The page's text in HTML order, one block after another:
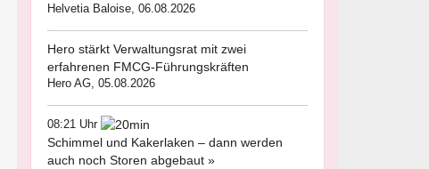
Helvetia Baloise, 06.08.2026
Hero stärkt Verwaltungsrat mit zwei
erfahrenen FMCG-Führungskräften
Hero AG, 05.08.2026
08:21 Uhr
Schimmel und Kakerlaken – dann werden
auch noch Storen abgebaut »